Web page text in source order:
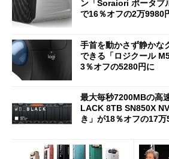
ン「Soraiori ポータブ
で16％オフの2万9980
手首を動かさず静かな
できる「ロジクール
3％オフの5280円に
最大毎秒7200MBの高
LACK 8TB SN850X
き」が18％オフの17